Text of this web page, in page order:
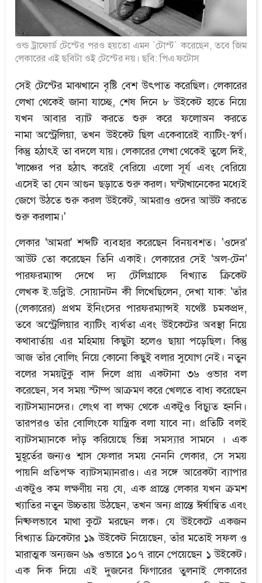
ওল্ড ট্রাফোর্ড টেস্টের পরও হয়তো এমন `টোস্ট` করেছেন, তবে জিম
লেকারের এই ছবিটা ওই টেস্টের নয়। ছবি: পিএ ফটোস
সেই টেস্টের মাঝখানে বৃষ্টি বেশ উৎপাত করেছিল। লেকারের
লেখা থেকেই জানা যাচ্ছে, শেষ দিনে ৮ উইকেট হাতে নিয়ে
যখন আবার ব্যাট করতে শুরু করে ফলোঅন করতে
নামা অস্ট্রেলিয়া, তখন উইকেট ছিল একেবারেই ব্যাটিং-স্বর্গ।
কিন্তু হঠাৎই তা বদলে যায়। লেকারের লেখা থেকেই তুলে দিই,
'লাঞ্চের পর হঠাৎ করেই বেরিয়ে এলো সূর্য এবং বেরিয়ে
এসেই তা যেন আগুন ছড়াতে শুরু করল। ঘণ্টাখানেকের মধ্যেই
জেগে উঠতে শুরু করল উইকেট, আমরাও ওদের আউট করতে
শুরু করলাম।'
লেকার 'আমরা' শব্দটি ব্যবহার করেছেন বিনয়বশত। 'ওদের'
আউট তো করেছেন তিনি একাই। লেকারের সেই 'অল-টেন'
পারফরম্যান্স দেখে দ্য টেলিগ্রাফে বিখ্যাত ক্রিকেট
লেখক ই.ডব্লিউ. সোয়ানটন কী লিখেছিলেন, দেখা যাক: 'তাঁর
(লেকারের) প্রথম ইনিংসের পারফরম্যান্সই যথেষ্ট চমকপ্রদ,
তবে অস্ট্রেলিয়ার ব্যাটিং ব্যর্থতা এবং উইকেটের অবস্থা নিয়ে
কথাবার্তায় এর মহিমায় কিছুটা হলেও ছায়া পড়েছিল। কিন্তু
আজ তাঁর বোলিং নিয়ে কোনো কিছুই বলার সুযোগ নেই। নতুন
বলের সময়টুকু বাদ দিলে প্রায় একটানা ৩৬ ওভার বল
করেছেন, সব সময় স্টাম্প আক্রমণ করে খেলতে বাধ্য করেছেন
ব্যাটসম্যানদের। লেংথ বা লক্ষ্য থেকে একটুও বিচ্যুত হননি।
তারপরও তাঁর বোলিংকে যান্ত্রিক বলা যাবে না। প্রতিটি বলই
ব্যাটসম্যানকে দাঁড় করিয়েছে ভিন্ন সমস্যার সামনে । এক
মুহূর্তের জন্যও শ্বাস ফেলার সময় নেননি লেকার, সে সময়
পায়নি প্রতিপক্ষ ব্যাটসম্যানরাও। এর সঙ্গে আরেকটা ব্যাপার
একটুও কম লক্ষণীয় নয় যে, এক প্রান্তে লেকার যখন ক্রমশ
খ্যাতির নতুন উচ্চতায় উঠছেন, তখন অন্য প্রান্তে ঈর্ষান্বিত এবং
নিষ্ফলভাবে মাথা কুটে মরছেন লক। যে উইকেটে একজন
বিখ্যাত ক্রিকেটার ১৯ উইকেট নিয়েছেন, তাঁর মতোই সফল ও
মারাত্মক অন্যজন ৬৯ ওভারে ১০৭ রানে পেয়েছেন ১ উইকেট।
এক দিক দিয়ে এই দুজনের ফিগারের তুলনাই লেকারের